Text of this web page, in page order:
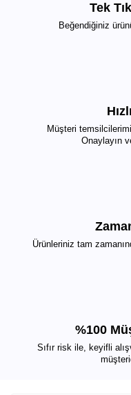
Tek
Beğendiğiniz
Müşteri
Onaylayın
Ürünleriniz tam
%100
Sıfır risk ile, keyifli